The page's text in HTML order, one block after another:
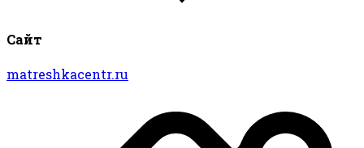
Сайт
matreshkacentr.ru